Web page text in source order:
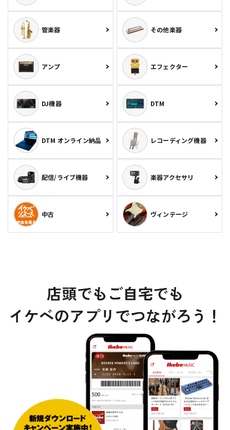
管楽器 その他楽器
アンプ エフェクター
DJ機器 DTM
DTM オンライン納品 レコーディング機器
配信/ライブ機器 楽器アクセサリ
中古 ヴィンテージ